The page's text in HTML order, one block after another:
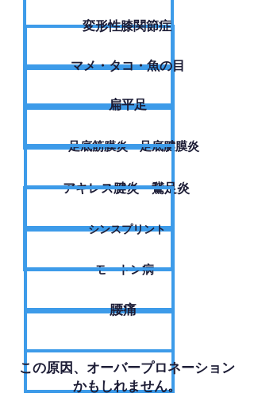
変形性膝関節症
​マメ・タコ・魚の目
扁平足
足底筋膜炎・足底腱膜炎
アキレス腱炎・鵞足炎
シンスプリント
モートン病
腰痛
​この原因、オーバープロネーション
かもしれません。